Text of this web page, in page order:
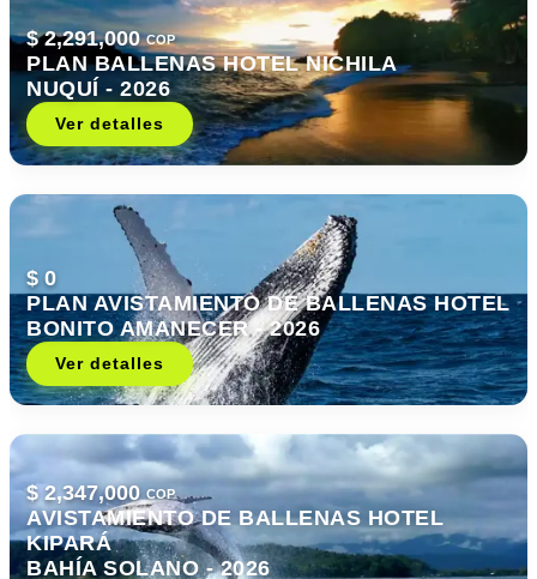
$ 2,291,000COP
PLAN BALLENAS HOTEL NICHILA
NUQUÍ - 2026
Ver detalles
$ 0
PLAN AVISTAMIENTO DE BALLENAS HOTEL
BONITO AMANECER - 2026
Ver detalles
$ 2,347,000COP
AVISTAMIENTO DE BALLENAS HOTEL
KIPARÁ
BAHÍA SOLANO - 2026